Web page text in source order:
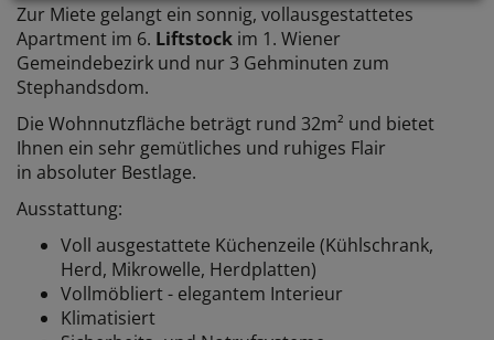
Zur Miete gelangt ein sonnig, vollausgestattetes
Apartment im 6. Liftstock im 1. Wiener
Gemeindebezirk und nur 3 Gehminuten zum
Stephandsdom.
Die Wohnnutzfläche beträgt rund 32m² und bietet
Ihnen ein sehr gemütliches und ruhiges Flair
in absoluter Bestlage.
Ausstattung:
Voll ausgestattete Küchenzeile (Kühlschrank,
Herd, Mikrowelle, Herdplatten)
Vollmöbliert - elegantem Interieur
Klimatisiert